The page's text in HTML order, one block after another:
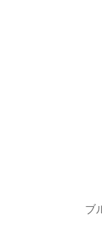
ブ